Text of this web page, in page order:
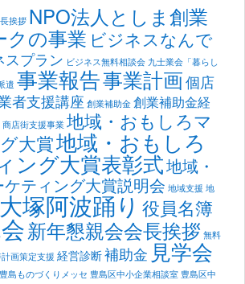
挨拶 NPO法人としま創業
クの事業 ビジネスなんで
スプラン ビジネス無料相談会 九士業会「暮らし
遣 事業報告事業計画個店
者支援講座 創業補助金 創業補助金経
商店街支援事業 地域・おもしろマ
大賞地域・おもしろ
ング大賞表彰式地域・
ティング大賞説明会 地域支援 地
大塚阿波踊り役員名簿
新年懇親会会長挨拶 無料
画策定支援 経営診断補助金 見学会
豊島ものづくりメッセ 豊島区中小企業相談室 豊島区中